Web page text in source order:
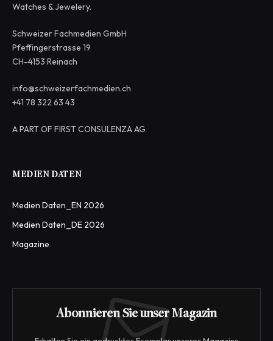
Watches & Jewelery.
Schweizer Fachmedien GmbH
Pfeffingerstrasse 19
CH-4153 Reinach
info@schweizerfachmedien.ch
+41 78 322 63 43
A PART OF FIRST CONSULENZA AG
MEDIEN DATEN
Medien Daten_EN 2026
Medien Daten_DE 2026
Magazine
Abonnieren Sie unser Magazin